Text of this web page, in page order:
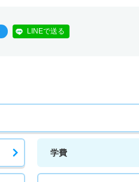
LINEで送る
学費